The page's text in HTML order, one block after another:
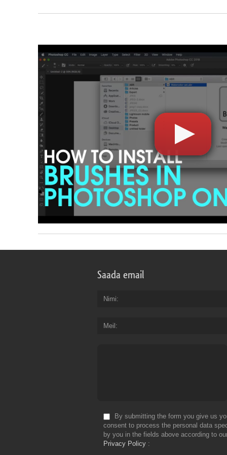
Saada email
Nimi
Meil
By submitting the form you give us
consent to process the personal data
by you in the fields above according to
Privacy Policy